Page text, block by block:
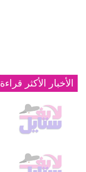
الأخبار الأكثر قراءة